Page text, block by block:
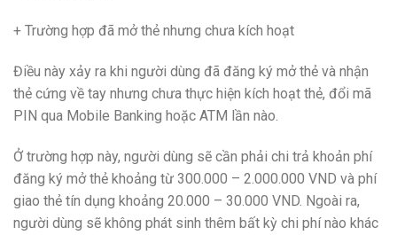
+ Trường hợp đã mở thẻ nhưng chưa kích hoạt
Điều này xảy ra khi người dùng đã đăng ký mở thẻ và nhận
thẻ cứng về tay nhưng chưa thực hiện kích hoạt thẻ, đổi mã
PIN qua Mobile Banking hoặc ATM lần nào.
Ở trường hợp này, người dùng sẽ cần phải chi trả khoản phí
đăng ký mở thẻ khoảng từ 300.000 – 2.000.000 VND và phí
giao thẻ tín dụng khoảng 20.000 – 30.000 VND. Ngoài ra,
người dùng sẽ không phát sinh thêm bất kỳ chi phí nào khác